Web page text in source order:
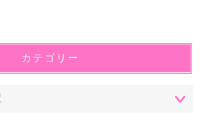
カテゴリー